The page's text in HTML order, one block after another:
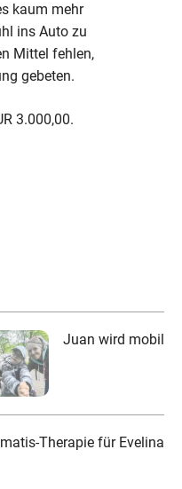
kaum mehr
ins Auto zu
Mittel fehlen,
gebeten.
3.000,00.
Juan wird mobil
Therapie für Evelina